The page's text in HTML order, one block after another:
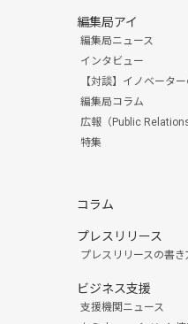
編集局アイ
編集局ニュース
インタビュー
【対談】イノベータ
編集局コラム
広報（Public Relations
特集
コラム
プレスリリース
プレスリリースの書き
ビジネス支援
支援機関ニュース